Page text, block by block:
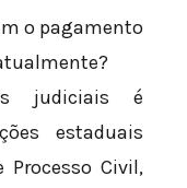
o pagamento
judiciais é
estaduais
Processo Civil,